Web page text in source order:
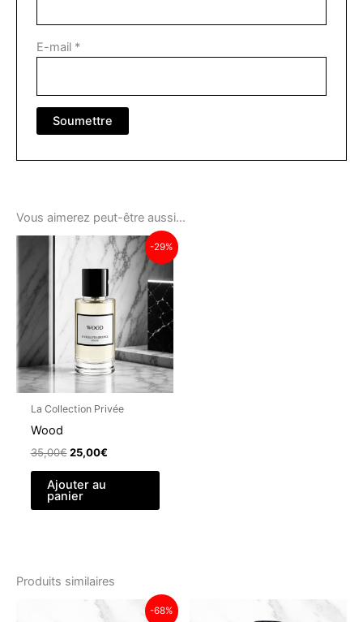
E-mail *
Vous aimerez peut-être aussi…
-29%
La Collection Privée
Wood
35,00€ Le
initial
était :
35,00€.
25,00€Le
25,00€.
Ajouter au
panier
Produits similaires
-68%